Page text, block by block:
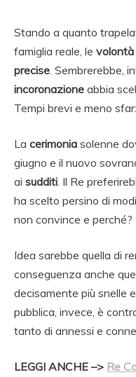
Stando a quanto
famiglia reale, le volontà
precise . Sembrerebbe,
incoronazione abbia
Tempi brevi e meno
La cerimonia solenne
giugno e il nuovo
ai sudditi . Il Re
ha scelto persino di
non convince e perché?
Idea sarebbe quella di
conseguenza anche
decisamente più snelle
pubblica, invece, è
tanto di annessi e
LEGGI ANCHE –> Re